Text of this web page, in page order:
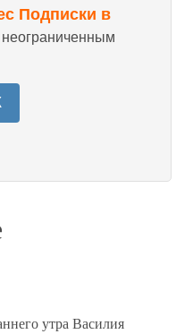
Подписки в
утра Василия